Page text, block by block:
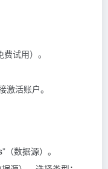
试用）。
活账户。
数据源）。